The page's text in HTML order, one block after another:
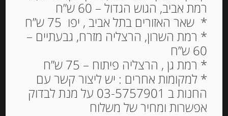
גבינת עזים “סנט מור
סלקשיין” 23.5 שומן St
Maure Selection
₪36.00
המלאי אזל
רמת אביב, הגוש הגדול – 60 ש”ח
* שאר האזורים בתל אביב , יפו 75 ש”ח
* רמת השרון, הרצליה מזרח, גבעתיים –
60 ש”ח
* רמת גן , הרצליה פיתוח – 75 ש”ח
* למקומות אחרים : יש ליצור קשר עם
החנות ב 03-5757901 על מנת לבדוק
אפשרות ומחיר של משלוח